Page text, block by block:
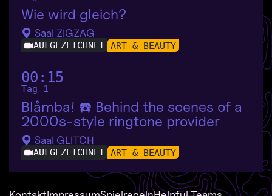
Wie wird gleich?
Saal ZIGZAG
AUFGEZEICHNET ART & BEAUTY
00:15
Tag 1
Blåmba! ☎️ Behind the scenes of a
2000s-style ringtone provider
Saal GLITCH
AUFGEZEICHNET ART & BEAUTY